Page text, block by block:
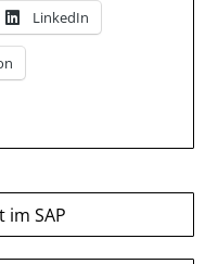
LinkedIn
SAP